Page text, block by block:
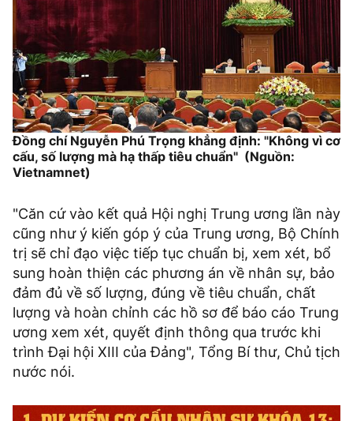
Đồng chí Nguyễn Phú Trọng khẳng định: "Không vì cơ
cấu, số lượng mà hạ thấp tiêu chuẩn" (Nguồn:
Vietnamnet)
"Căn cứ vào kết quả Hội nghị Trung ương lần này
cũng như ý kiến góp ý của Trung ương, Bộ Chính
trị sẽ chỉ đạo việc tiếp tục chuẩn bị, xem xét, bổ
sung hoàn thiện các phương án về nhân sự, bảo
đảm đủ về số lượng, đúng về tiêu chuẩn, chất
lượng và hoàn chỉnh các hồ sơ để báo cáo Trung
ương xem xét, quyết định thông qua trước khi
trình Đại hội XIII của Đảng", Tổng Bí thư, Chủ tịch
nước nói.